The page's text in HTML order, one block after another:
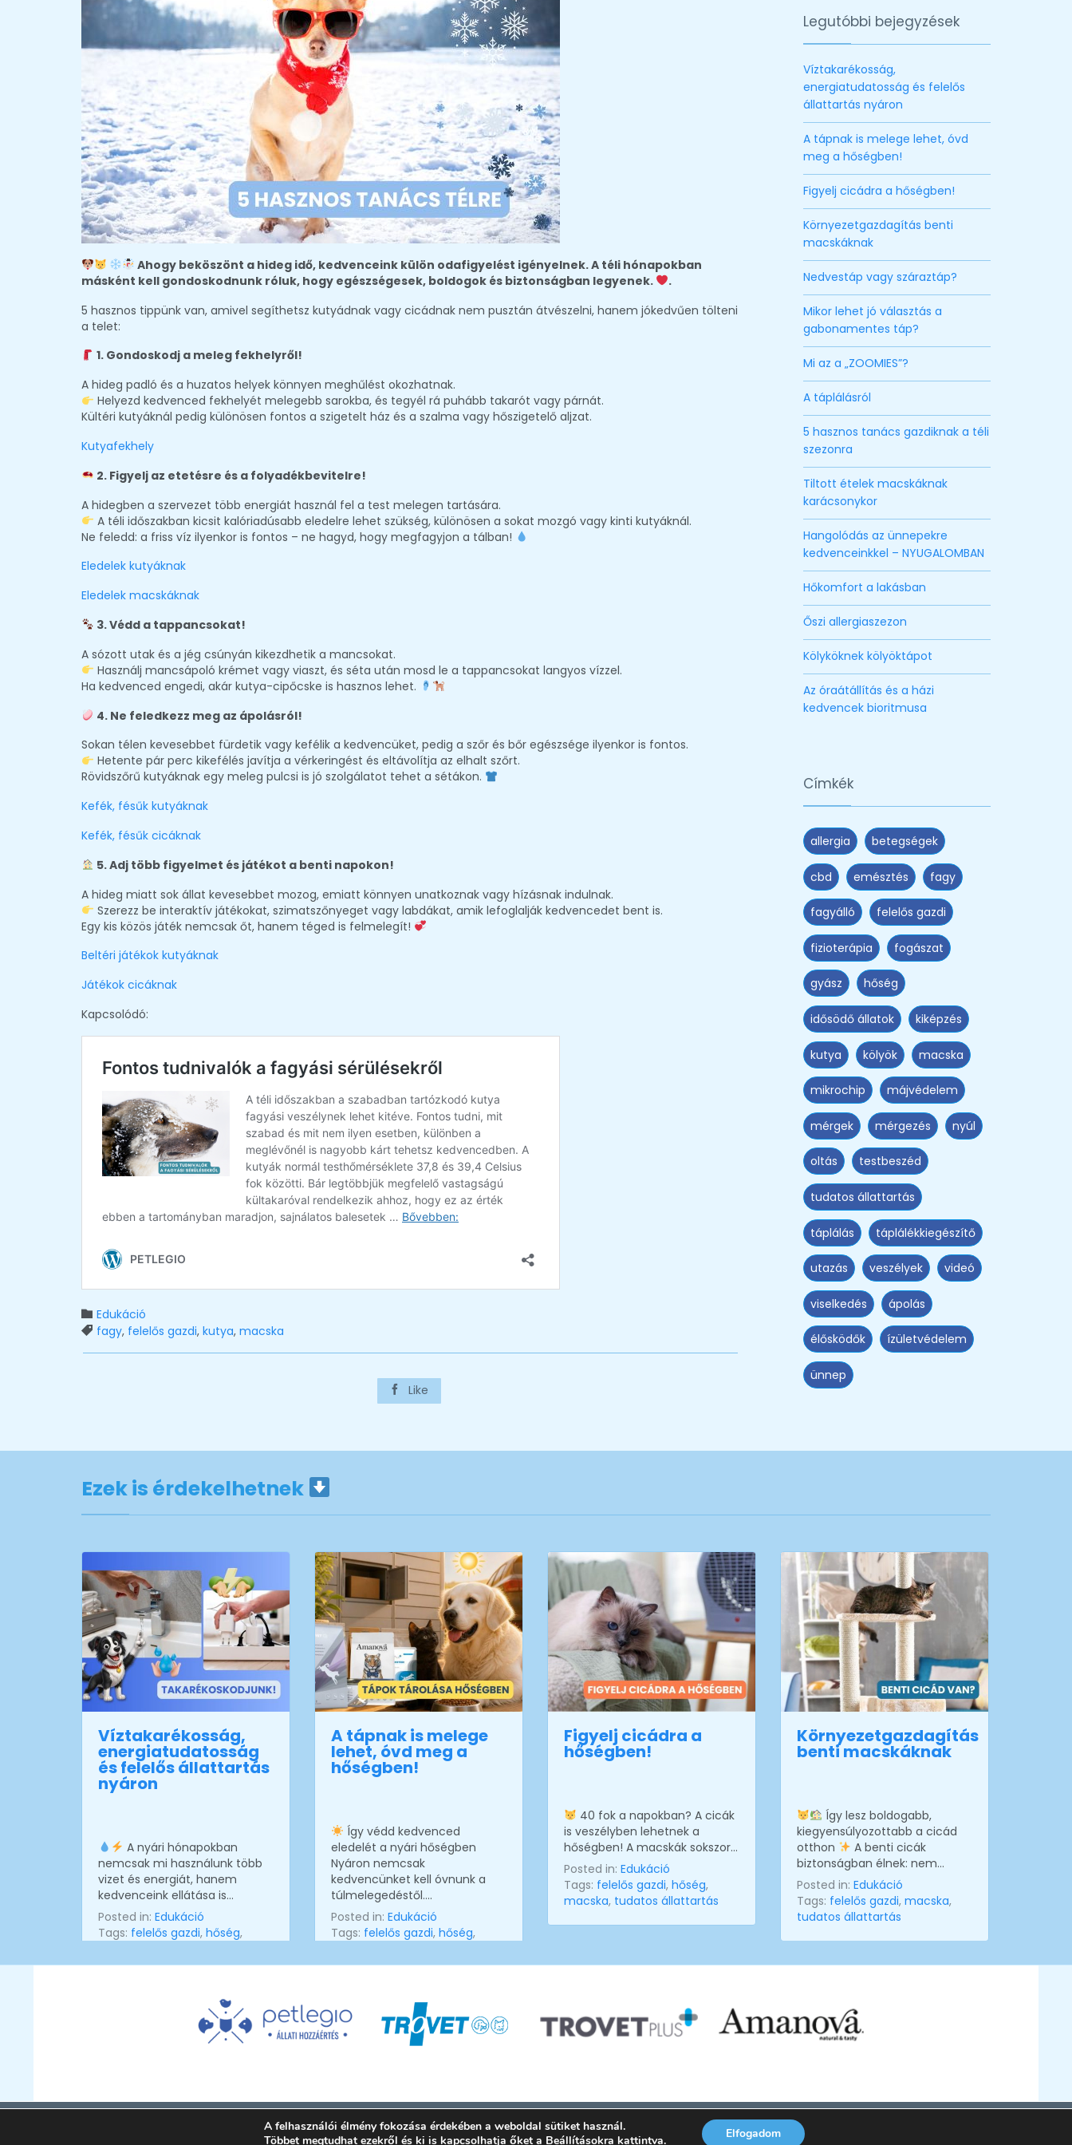
Ahogy beköszönt a hideg idő, kedvenceink külön odafigyelést igényelnek. A téli hónapokban
másként kell gondoskodnunk róluk, hogy egészségesek, boldogok és biztonságban legyenek.
.
5 hasznos tippünk van, amivel segíthetsz kutyádnak vagy cicádnak nem pusztán átvészelni, hanem jókedvűen tölteni
a telet:
1. Gondoskodj a meleg fekhelyről!
A hideg padló és a huzatos helyek könnyen meghűlést okozhatnak.
Helyezd kedvenced fekhelyét melegebb sarokba, és tegyél rá puhább takarót vagy párnát.
Kültéri kutyáknál pedig különösen fontos a szigetelt ház és a szalma vagy hőszigetelő aljzat.
Kutyafekhely
2. Figyelj az etetésre és a folyadékbevitelre!
A hidegben a szervezet több energiát használ fel a test melegen tartására.
A téli időszakban kicsit kalóriadúsabb eledelre lehet szükség, különösen a sokat mozgó vagy kinti kutyáknál.
Ne feledd: a friss víz ilyenkor is fontos – ne hagyd, hogy megfagyjon a tálban!
Eledelek kutyáknak
Eledelek macskáknak
3. Védd a tappancsokat!
A sózott utak és a jég csúnyán kikezdhetik a mancsokat.
Használj mancsápoló krémet vagy viaszt, és séta után mosd le a tappancsokat langyos vízzel.
Ha kedvenced engedi, akár kutya-cipőcske is hasznos lehet.
4. Ne feledkezz meg az ápolásról!
Sokan télen kevesebbet fürdetik vagy kefélik a kedvencüket, pedig a szőr és bőr egészsége ilyenkor is fontos.
Hetente pár perc kikefélés javítja a vérkeringést és eltávolítja az elhalt szőrt.
Rövidszőrű kutyáknak egy meleg pulcsi is jó szolgálatot tehet a sétákon.
Kefék, fésűk kutyáknak
Kefék, fésűk cicáknak
5. Adj több figyelmet és játékot a benti napokon!
A hideg miatt sok állat kevesebbet mozog, emiatt könnyen unatkoznak vagy hízásnak indulnak.
Szerezz be interaktív játékokat, szimatszőnyeget vagy labdákat, amik lefoglalják kedvencedet bent is.
Egy kis közös játék nemcsak őt, hanem téged is felmelegít!
Beltéri játékok kutyáknak
Játékok cicáknak
Kapcsolódó:
 Category
Edukáció
 Tags
fagy, felelős gazdi, kutya, macska
 Like
Legutóbbi bejegyzések
Víztakarékosság,
energiatudatosság és felelős
állattartás nyáron
A tápnak is melege lehet, óvd
meg a hőségben!
Figyelj cicádra a hőségben!
Környezetgazdagítás benti
macskáknak
Nedvestáp vagy száraztáp?
Mikor lehet jó választás a
gabonamentes táp?
Mi az a „ZOOMIES”?
A táplálásról
5 hasznos tanács gazdiknak a téli
szezonra
Tiltott ételek macskáknak
karácsonykor
Hangolódás az ünnepekre
kedvenceinkkel – NYUGALOMBAN
Hőkomfort a lakásban
Őszi allergiaszezon
Kölyköknek kölyöktápot
Az óraátállítás és a házi
kedvencek bioritmusa
Címkék
allergia betegségek
cbd emésztés fagy
fagyálló felelős gazdi
fizioterápia fogászat
gyász hőség
idősödő állatok kiképzés
kutya kölyök macska
mikrochip májvédelem
mérgek mérgezés nyúl
oltás testbeszéd
tudatos állattartás
táplálás táplálékkiegészítő
utazás veszélyek videó
viselkedés ápolás
élősködők ízületvédelem
ünnep
Ezek is érdekelhetnek
Víztakarékosság,
energiatudatosság
és felelős állattartás
nyáron
A nyári hónapokban
nemcsak mi használunk több
vizet és energiát, hanem
kedvenceink ellátása is…
Posted in: Edukáció
Tags: felelős gazdi, hőség,
állattartás
A tápnak is melege
lehet, óvd meg a
hőségben!
Így védd kedvenced
eledelét a nyári hőségben
Nyáron nemcsak
kedvencünket kell óvnunk a
túlmelegedéstől….
Posted in: Edukáció
Tags: felelős gazdi, hőség,
állattartás
Figyelj cicádra a
hőségben!
40 fok a napokban? A cicák
is veszélyben lehetnek a
hőségben! A macskák sokszor…
Posted in: Edukáció
Tags: felelős gazdi, hőség,
macska, tudatos állattartás
Környezetgazdagítás
benti macskáknak
Így lesz boldogabb,
kiegyensúlyozottabb a cicád
otthon
A benti cicák
biztonságban élnek: nem…
Posted in: Edukáció
Tags: felelős gazdi, macska,
tudatos állattartás
Petlegio | Trovet Hungary Kft. ©2026. |Adatkezelési tájékoztató | Minden jog fenntartva.
A felhasználói élmény fokozása érdekében a weboldal sütiket használ.
Többet megtudhat ezekről és ki is kapcsolhatja őket a Beállításokra kattintva. Elfogadom